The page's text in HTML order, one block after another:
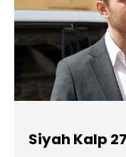
Siyah Kalp